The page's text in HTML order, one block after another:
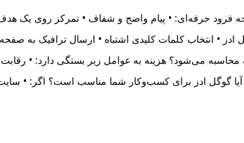
محاسبه می‌شود؟ هزینه به عوامل زیر بستگی دارد: •
آیا گوگل ادز برای کسب‌وکار شما مناسب است؟ اگر: